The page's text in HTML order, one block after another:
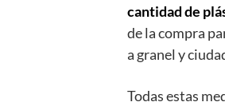
cantidad de
de la compra
a granel y
Todas estas